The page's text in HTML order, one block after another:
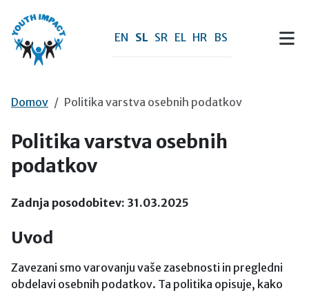
EN SL SR EL HR BS
Domov Politika varstva osebnih podatkov
Politika varstva osebnih
podatkov
Zadnja posodobitev: 31.03.2025
Uvod
Zavezani smo varovanju vaše zasebnosti in pregledni
obdelavi osebnih podatkov. Ta politika opisuje, kako